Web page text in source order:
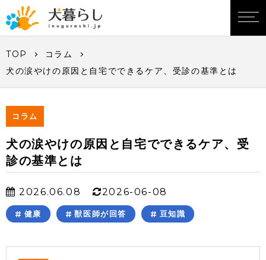
TOP
コラム
犬の涙やけの原因と自宅でできるケア、受診の基準とは
コラム
犬の涙やけの原因と自宅でできるケア、受
診の基準とは
2026.06.08 2026-06-08
健康 獣医師が回答 豆知識